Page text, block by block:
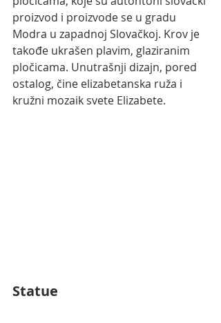
proizvod i proizvode se u gradu
Modra u zapadnoj Slovačkoj. Krov je
takođe ukrašen plavim, glaziranim
pločicama. Unutrašnji dizajn, pored
ostalog, čine elizabetanska ruža i
kružni mozaik svete Elizabete.
Statue